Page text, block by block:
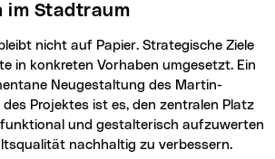
im Stadtraum
in konkreten Vorhaben umgesetzt. Ein
Neugestaltung des Martin-
des Projektes ist es, den zentralen Platz
und gestalterisch aufzuwerten
nachhaltig zu verbessern.